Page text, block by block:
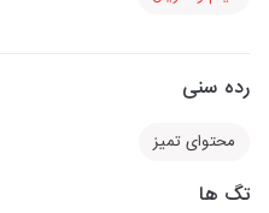
رده سنی
محتوای تمیز
تگ ها